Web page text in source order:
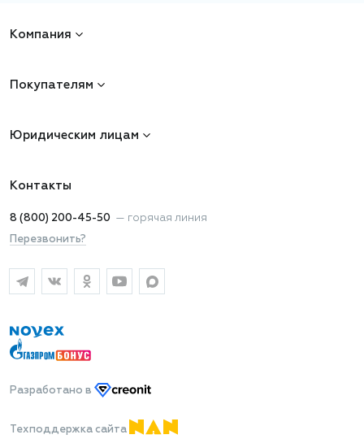
Компания
Покупателям
Юридическим лицам
Контакты
8 (800) 200-45-50 — горячая линия
Перезвонить?
Разработано в
Техподдержка сайта